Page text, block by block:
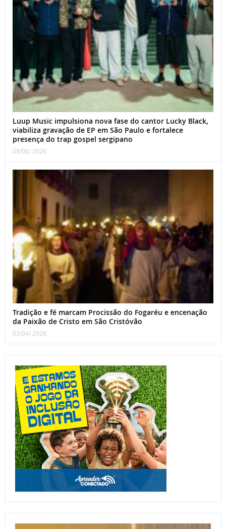
Luup Music impulsiona nova fase do cantor Lucky Black,
viabiliza gravação de EP em São Paulo e fortalece
presença do trap gospel sergipano
09/06/ 2026
Tradição e fé marcam Procissão do Fogaréu e encenação
da Paixão de Cristo em São Cristóvão
03/04/ 2026